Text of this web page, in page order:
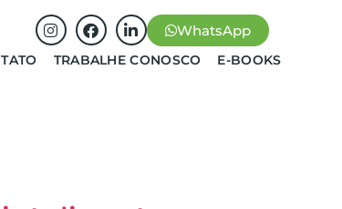
WhatsApp
TRABALHE CONOSCO E-BOOKS